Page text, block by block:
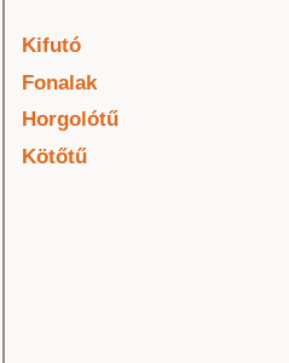
Kifutó
Fonalak
Horgolótű
Kötőtű